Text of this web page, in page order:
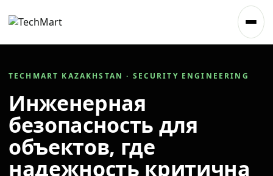
TECHMART KAZAKHSTAN · SECURITY ENGINEERING
Инженерная
безопасность для
объектов, где
надежность критична